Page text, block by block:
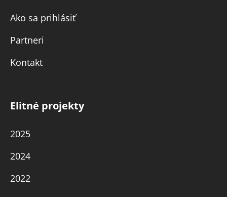
Ako sa prihlásiť
Partneri
Kontakt
Elitné projekty
2025
2024
2022